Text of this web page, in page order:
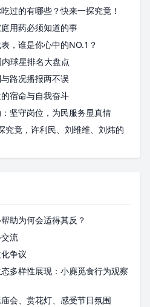
过的有哪些？快来一探究竟！
用药必须知道的事
，谁是你心中的NO.1？
球星排名大盘点
路况播报两不误
宿命与自我奋斗
坚守岗位，为民服务显真情
究竟，许利民、刘维维、刘炜的
助为何会适得其反？
流
争议
多样性展现：小麂觅食行为观察
会、赏花灯、感受节日氛围